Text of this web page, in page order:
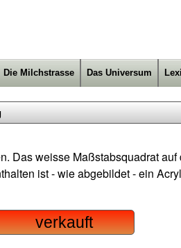
Die Milchstrasse Das Universum
Das weisse Maßstabsquadrat
ist - wie abgebildet - ein
verkauft